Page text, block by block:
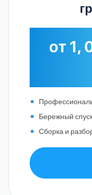
от 1,
Бережный
Сборка и